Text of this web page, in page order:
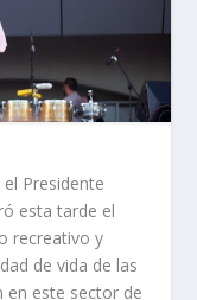
Presidente
esta tarde el
recreativo y
de vida de las
en este sector de